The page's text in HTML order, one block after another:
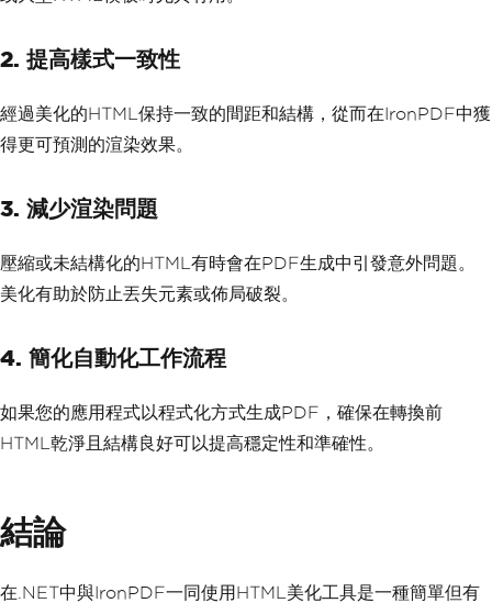
2. 提高樣式一致性
經過美化的HTML保持一致的間距和結構，從而在IronPDF中獲
得更可預測的渲染效果。
3. 減少渲染問題
壓縮或未結構化的HTML有時會在PDF生成中引發意外問題。
美化有助於防止丟失元素或佈局破裂。
4. 簡化自動化工作流程
如果您的應用程式以程式化方式生成PDF，確保在轉換前
HTML乾淨且結構良好可以提高穩定性和準確性。
結論
在.NET中與IronPDF一同使用HTML美化工具是一種簡單但有